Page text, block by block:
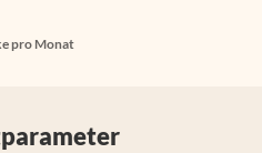
pro Monat